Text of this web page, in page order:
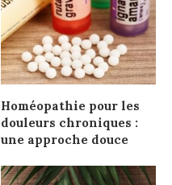
Homéopathie pour les
douleurs chroniques :
une approche douce